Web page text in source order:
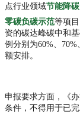
点行业领域节能降
零碳负碳示范等项目
资的碳达峰碳中和
例分别为60%、
额安排。
申报要求方面，《
条件，不得用于已